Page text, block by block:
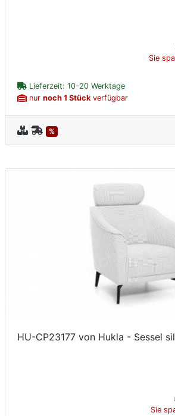
Sie
Lieferzeit: 10-20 Werktage
nur noch 1 Stückverfügbar
%
HU-CP23177 von Hukla - Sessel
Sie